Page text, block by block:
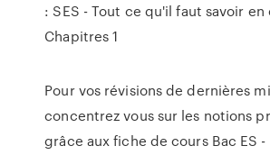
: SES - Tout ce qu'il faut savoir en
Chapitres 1
Pour vos révisions de dernières
concentrez vous sur les notions
grâce aux fiche de cours Bac ES